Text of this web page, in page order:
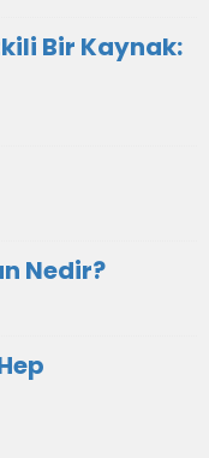
Bir Kaynak:
Nedir?